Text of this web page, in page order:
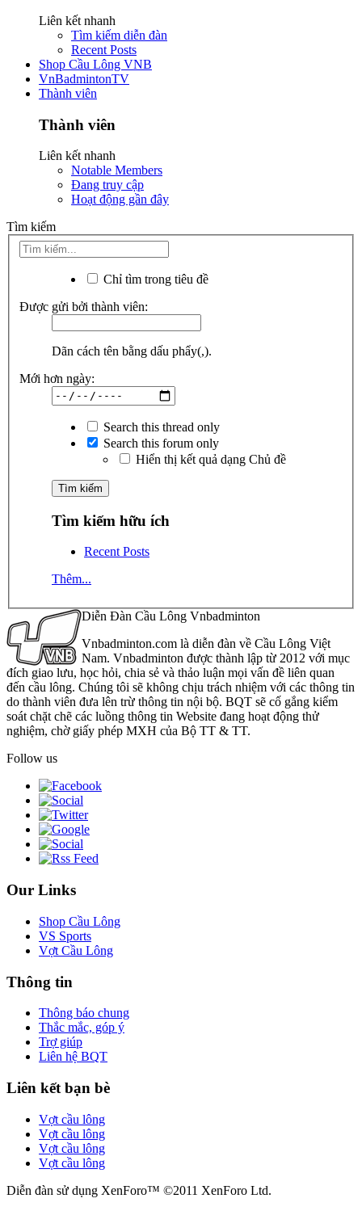
Liên kết nhanh
Tìm kiếm diễn đàn
Recent Posts
Shop Cầu Lông VNB
VnBadmintonTV
Thành viên
Thành viên
Liên kết nhanh
Notable Members
Đang truy cập
Hoạt động gần đây
Tìm kiếm
Chỉ tìm trong tiêu đề
Được gửi bởi thành viên:
Dãn cách tên bằng dấu phẩy(,).
Mới hơn ngày:
Search this thread only
Search this forum only
Hiển thị kết quả dạng Chủ đề
Tìm kiếm hữu ích
Recent Posts
Thêm...
Diễn Đàn Cầu Lông Vnbadminton
Vnbadminton.com là diễn đàn về Cầu Lông Việt
Nam. Vnbadminton được thành lập từ 2012 với mục
đích giao lưu, học hỏi, chia sẻ và thảo luận mọi vấn đề liên quan
đến cầu lông. Chúng tôi sẽ không chịu trách nhiệm với các thông tin
do thành viên đưa lên trừ thông tin nội bộ. BQT sẽ cố gắng kiểm
soát chặt chẽ các luồng thông tin Website đang hoạt động thử
nghiệm, chờ giấy phép MXH của Bộ TT & TT.
Follow us
Our Links
Shop Cầu Lông
VS Sports
Vợt Cầu Lông
Thông tin
Thông báo chung
Thắc mắc, góp ý
Trợ giúp
Liên hệ BQT
Liên kết bạn bè
Vợt cầu lông
Vợt cầu lông
Vợt cầu lông
Vợt cầu lông
Diễn đàn sử dụng XenForo™ ©2011 XenForo Ltd.